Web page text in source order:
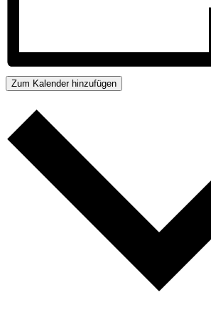
Zum Kalender hinzufügen